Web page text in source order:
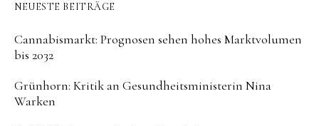
NEUESTE BEITRÄGE
Cannabismarkt: Prognosen sehen hohes Marktvolumen
bis 2032
Grünhorn: Kritik an Gesundheitsministerin Nina
Warken